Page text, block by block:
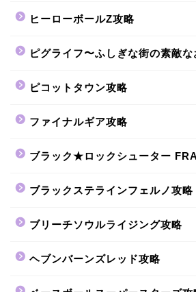
ヒーローボールZ攻略
ピグライフ〜ふしぎな街の素敵
ピコットタウン攻略
ファイナルギア攻略
ブラック★ロックシューター
ブラックステラインフェルノ攻略
ブリーチソウルライジング攻略
ヘブンバーンズレッド攻略